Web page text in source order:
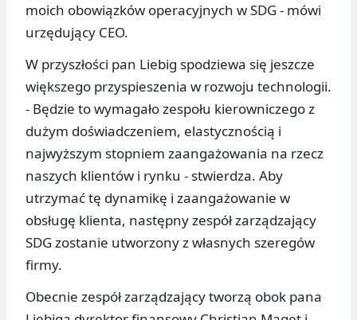
moich obowiązków operacyjnych w SDG - mówi
urzędujący CEO.
W przyszłości pan Liebig spodziewa się jeszcze
większego przyspieszenia w rozwoju technologii.
- Będzie to wymagało zespołu kierowniczego z
dużym doświadczeniem, elastycznością i
najwyższym stopniem zaangażowania na rzecz
naszych klientów i rynku - stwierdza. Aby
utrzymać tę dynamikę i zaangażowanie w
obsługę klienta, następny zespół zarządzający
SDG zostanie utworzony z własnych szeregów
firmy.
Obecnie zespół zarządzający tworzą obok pana